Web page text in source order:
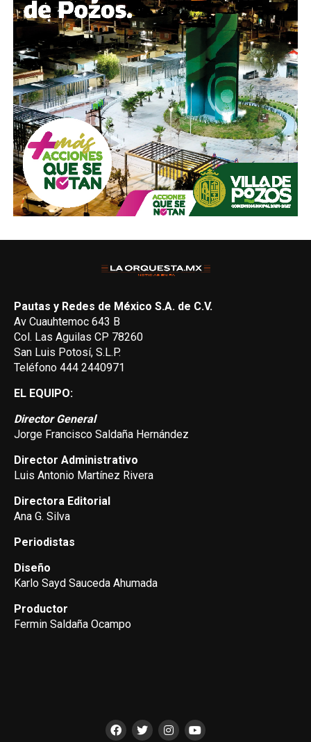
Pautas y Redes de México S.A. de C.V.
Av Cuauhtemoc 643 B
Col. Las Aguilas CP 78260
San Luis Potosí, S.L.P.
Teléfono 444 2440971
EL EQUIPO:
Director General
Jorge Francisco Saldaña Hernández
Director Administrativo
Luis Antonio Martínez Rivera
Directora Editorial
Ana G. Silva
Periodistas
Diseño
Karlo Sayd Sauceda Ahumada
Productor
Fermin Saldaña Ocampo